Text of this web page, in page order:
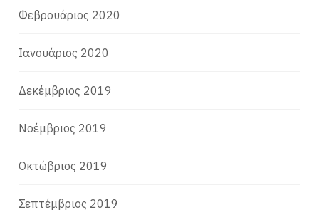
Φεβρουάριος 2020
Ιανουάριος 2020
Δεκέμβριος 2019
Νοέμβριος 2019
Οκτώβριος 2019
Σεπτέμβριος 2019